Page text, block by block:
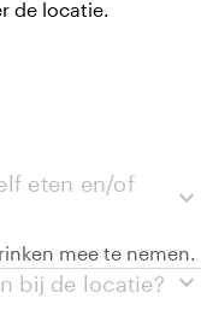
de locatie.
expand_more
eten en/of
mee te nemen.
expand_more
bij de locatie?